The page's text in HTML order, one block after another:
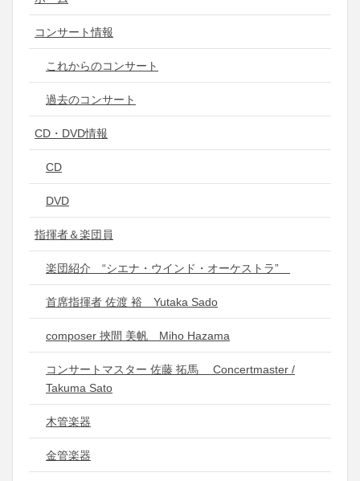
コンサート情報
これからのコンサート
過去のコンサート
CD・DVD情報
CD
DVD
指揮者＆楽団員
楽団紹介 “シエナ・ウインド・オーケストラ”
首席指揮者 佐渡 裕 Yutaka Sado
composer 挾間 美帆 Miho Hazama
コンサートマスター 佐藤 拓馬 Concertmaster /
Takuma Sato
木管楽器
金管楽器